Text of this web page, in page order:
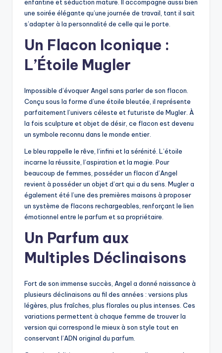
enfantine et séduction mature. Il accompagne aussi bien
une soirée élégante qu’une journée de travail, tant il sait
s’adapter à la personnalité de celle qui le porte.
Un Flacon Iconique :
L’Étoile Mugler
Impossible d’évoquer Angel sans parler de son flacon.
Conçu sous la forme d’une étoile bleutée, il représente
parfaitement l’univers céleste et futuriste de Mugler. À
la fois sculpture et objet de désir, ce flacon est devenu
un symbole reconnu dans le monde entier.
Le bleu rappelle le rêve, l’infini et la sérénité. L’étoile
incarne la réussite, l’aspiration et la magie. Pour
beaucoup de femmes, posséder un flacon d’Angel
revient à posséder un objet d’art qui a du sens. Mugler a
également été l’une des premières maisons à proposer
un système de flacons rechargeables, renforçant le lien
émotionnel entre le parfum et sa propriétaire.
Un Parfum aux
Multiples Déclinaisons
Fort de son immense succès, Angel a donné naissance à
plusieurs déclinaisons au fil des années : versions plus
légères, plus fraîches, plus florales ou plus intenses. Ces
variations permettent à chaque femme de trouver la
version qui correspond le mieux à son style tout en
conservant l’ADN original du parfum.